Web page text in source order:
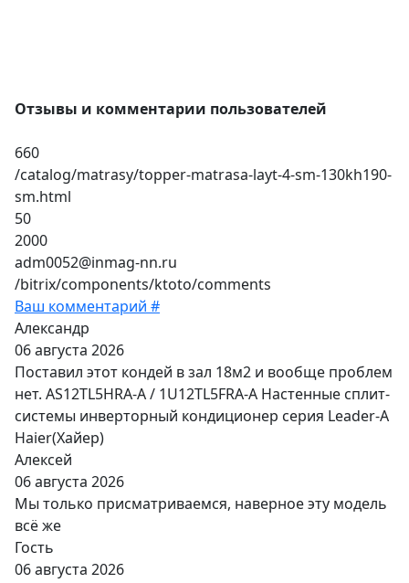
Отзывы и комментарии пользователей
660
/catalog/matrasy/topper-matrasa-layt-4-sm-130kh190-
sm.html
50
2000
adm0052@inmag-nn.ru
/bitrix/components/ktoto/comments
Ваш комментарий #
Александр
06 августа 2026
Поставил этот кондей в зал 18м2 и вообще проблем
нет. AS12TL5HRA-A / 1U12TL5FRA-A Настенные сплит-
системы инверторный кондиционер серия Leader-A
Haier(Хайер)
Алексей
06 августа 2026
Мы только присматриваемся, наверное эту модель
всё же
Гость
06 августа 2026